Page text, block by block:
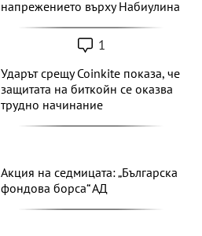
напрежението върху Набиулина
1
Ударът срещу Coinkite показа, че
защитата на биткойн се оказва
трудно начинание
Акция на седмицата: „Българска
фондова борса“ АД